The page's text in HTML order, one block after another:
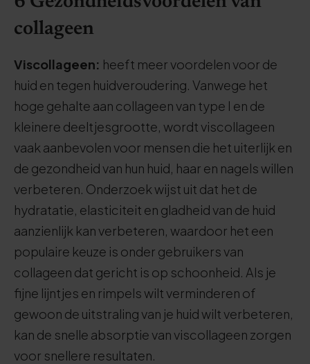
collageen
Viscollageen: heeft meer voordelen voor de
huid en tegen huidveroudering. Vanwege het
hoge gehalte aan collageen van type I en de
kleinere deeltjesgrootte, wordt viscollageen
vaak aanbevolen voor mensen die het uiterlijk en
de gezondheid van hun huid, haar en nagels willen
verbeteren. Onderzoek wijst uit dat het de
hydratatie, elasticiteit en gladheid van de huid
aanzienlijk kan verbeteren, waardoor het een
populaire keuze is onder gebruikers van
collageen dat gericht is op schoonheid. Als je
fijne lijntjes en rimpels wilt verminderen of
gewoon de uitstraling van je huid wilt verbeteren,
kan de snelle absorptie van viscollageen zorgen
voor snellere resultaten.